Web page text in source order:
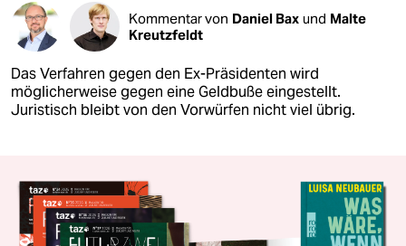
Kommentar von Daniel Bax und Malte
Kreutzfeldt
Das Verfahren gegen den Ex-Präsidenten wird
möglicherweise gegen eine Geldbuße eingestellt.
Juristisch bleibt von den Vorwürfen nicht viel übrig.